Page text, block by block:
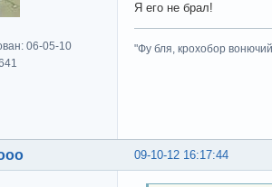
06-05-10
Я его не брал!
"Фу бля, крохобор
09-10-12 16:17:44